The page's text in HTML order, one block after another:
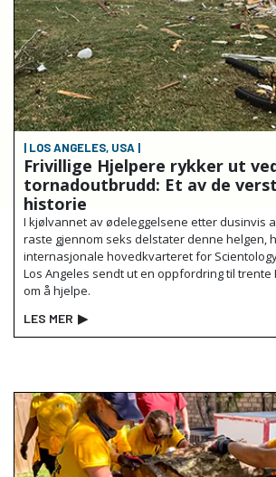
| LOS ANGELES, USA |
Frivillige Hjelpere rykker ut
tornadoutbrudd: Et av de
historie
I kjølvannet av ødeleggelsene etter dusinvis
raste gjennom seks delstater denne helgen,
internasjonale hovedkvarteret for
Los Angeles sendt ut en oppfordring til trente
om å hjelpe.
LES MER ▶